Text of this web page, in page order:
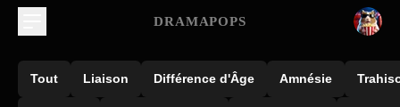
DRAMAPOPS
Tout Liaison Différence d'Âge Amnésie